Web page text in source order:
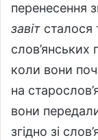
перенесення
завіт сталося
слов’янських
коли вони
на
вони
згідно зі